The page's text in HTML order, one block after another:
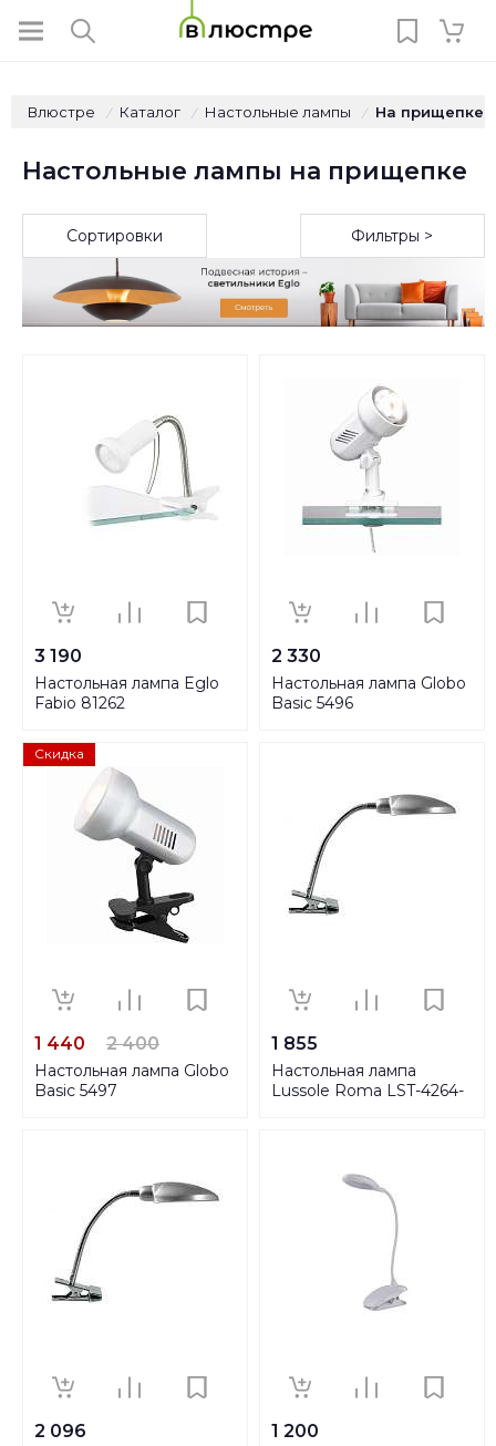
Влюстре / Каталог / Настольные лампы / На прищепке
Настольные лампы на прищепке
Сортировки Фильтры >
3 190
Настольная лампа Eglo
Fabio 81262
2 330
Настольная лампа Globo
Basic 5496
Скидка
1 440 2 400
Настольная лампа Globo
Basic 5497
1 855
Настольная лампа
Lussole Roma LST-4264-
2 096 1 200